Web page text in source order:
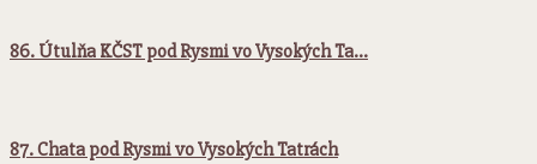
86. Útulňa KČST pod Rysmi vo Vysokých Ta…
87. Chata pod Rysmi vo Vysokých Tatrách